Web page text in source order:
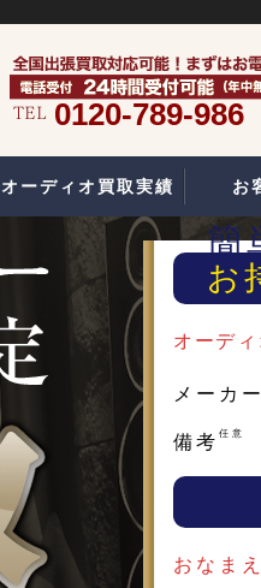
0120-789-986
オーディオ買取実績 お
簡
お
オーデ
メーカ
備考 任意
おなま